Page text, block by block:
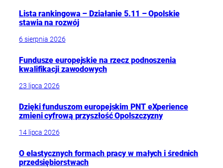
Lista rankingowa – Działanie 5.11 – Opolskie
stawia na rozwój
6 sierpnia 2026
Fundusze europejskie na rzecz podnoszenia
kwalifikacji zawodowych
23 lipca 2026
Dzięki funduszom europejskim PNT eXperience
zmieni cyfrową przyszłość Opolszczyzny
14 lipca 2026
O elastycznych formach pracy w małych i średnich
przedsiębiorstwach